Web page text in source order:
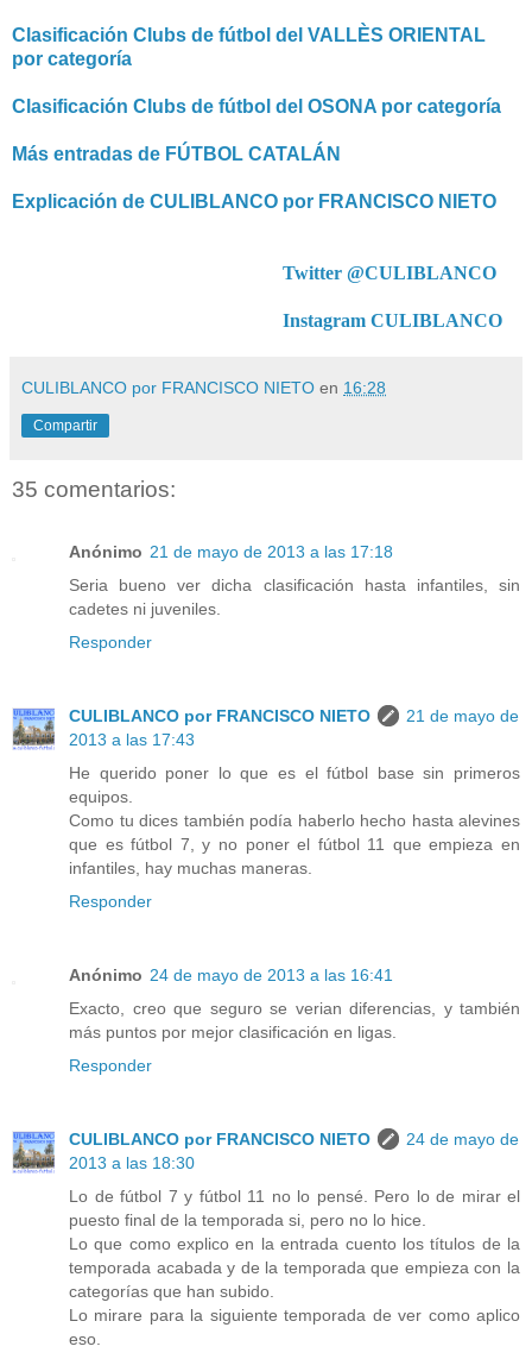
Clasificación Clubs de fútbol del VALLÈS ORIENTAL
por categoría
Clasificación Clubs de fútbol del OSONA por categoría
Más entradas de FÚTBOL CATALÁN
Explicación de CULIBLANCO por FRANCISCO NIETO
Twitter @CULIBLANCO
Instagram CULIBLANCO
CULIBLANCO por FRANCISCO NIETO en 16:28
Compartir
35 comentarios:
Anónimo 21 de mayo de 2013 a las 17:18
Seria bueno ver dicha clasificación hasta infantiles, sin
cadetes ni juveniles.
Responder
CULIBLANCO por FRANCISCO NIETO
21 de mayo de
2013 a las 17:43
He querido poner lo que es el fútbol base sin primeros
equipos.
Como tu dices también podía haberlo hecho hasta alevines
que es fútbol 7, y no poner el fútbol 11 que empieza en
infantiles, hay muchas maneras.
Responder
Anónimo 24 de mayo de 2013 a las 16:41
Exacto, creo que seguro se verian diferencias, y también
más puntos por mejor clasificación en ligas.
Responder
CULIBLANCO por FRANCISCO NIETO
24 de mayo de
2013 a las 18:30
Lo de fútbol 7 y fútbol 11 no lo pensé. Pero lo de mirar el
puesto final de la temporada si, pero no lo hice.
Lo que como explico en la entrada cuento los títulos de la
temporada acabada y de la temporada que empieza con la
categorías que han subido.
Lo mirare para la siguiente temporada de ver como aplico
eso.